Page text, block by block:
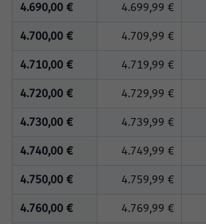
4.690,00 € 4.699,99 €
4.700,00 € 4.709,99 €
4.710,00 € 4.719,99 €
4.720,00 € 4.729,99 €
4.730,00 € 4.739,99 €
4.740,00 € 4.749,99 €
4.750,00 € 4.759,99 €
4.760,00 € 4.769,99 €